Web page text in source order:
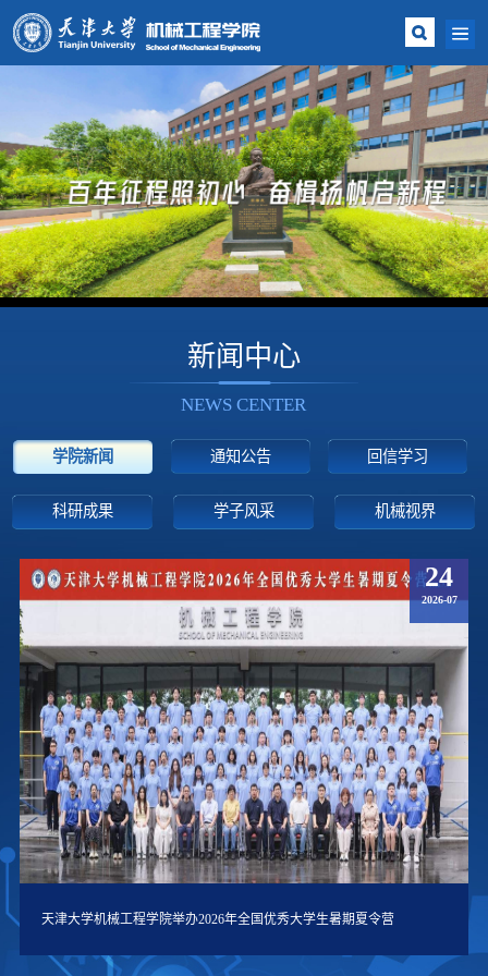
新闻中心
NEWS CENTER
学院新闻 通知公告 回信学习
科研成果 学子风采 机械视界
24
2026-07
天津大学机械工程学院举办2026年全国优秀大学生暑期夏令营